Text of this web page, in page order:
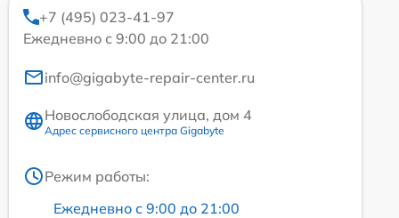
+7 (495) 023-41-97
Ежедневно с 9:00 до 21:00
info@gigabyte-repair-center.ru
Новослободская улица, дом 4
Адрес сервисного центра Gigabyte
Режим работы:
Ежедневно с 9:00 до 21:00